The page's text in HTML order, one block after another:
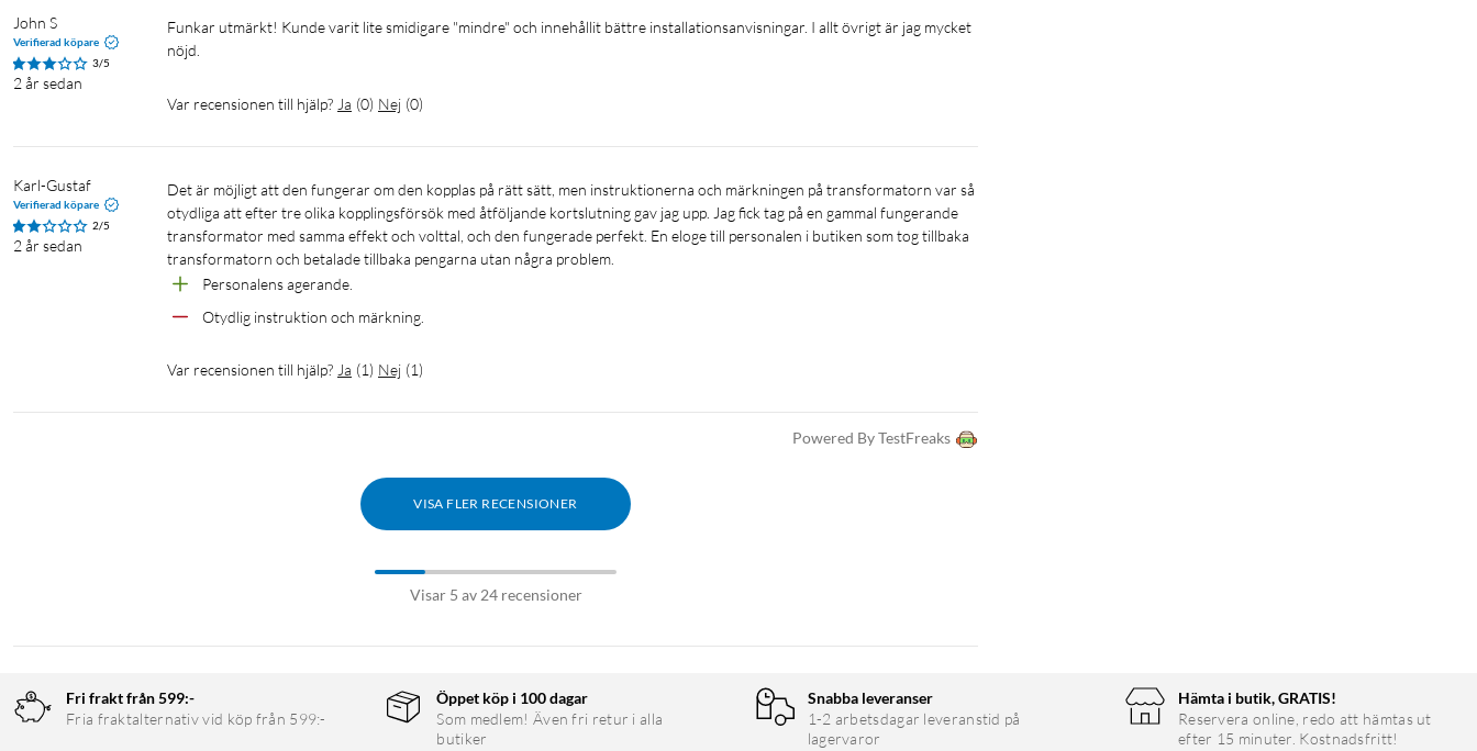
John S
Verifierad köpare
3/5
2 år sedan
Funkar utmärkt! Kunde varit lite smidigare "mindre" och innehållit bättre installationsanvisningar. I allt övrigt är jag mycket
nöjd.
Var recensionen till hjälp? Ja (0) Nej (0)
Karl-Gustaf
Verifierad köpare
2/5
2 år sedan
Det är möjligt att den fungerar om den kopplas på rätt sätt, men instruktionerna och märkningen på transformatorn var så
otydliga att efter tre olika kopplingsförsök med åtföljande kortslutning gav jag upp. Jag fick tag på en gammal fungerande
transformator med samma effekt och volttal, och den fungerade perfekt. En eloge till personalen i butiken som tog tillbaka
transformatorn och betalade tillbaka pengarna utan några problem.
Personalens agerande.
Otydlig instruktion och märkning.
Var recensionen till hjälp? Ja (1) Nej (1)
Powered By TestFreaks
VISA FLER RECENSIONER
Visar 5 av 24 recensioner
Fri frakt från 599:-
Fria fraktalternativ vid köp från 599:-
Öppet köp i 100 dagar
Som medlem! Även fri retur i alla
butiker
Snabba leveranser
1-2 arbetsdagar leveranstid på
lagervaror
Hämta i butik, GRATIS!
Reservera online, redo att hämtas ut
efter 15 minuter. Kostnadsfritt!